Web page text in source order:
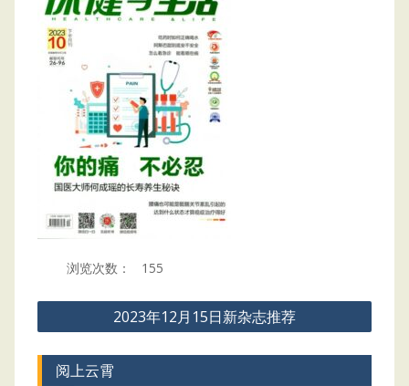
浏览次数： 155
Post
navigation
2023年12月15日新杂志推荐
阅上云霄